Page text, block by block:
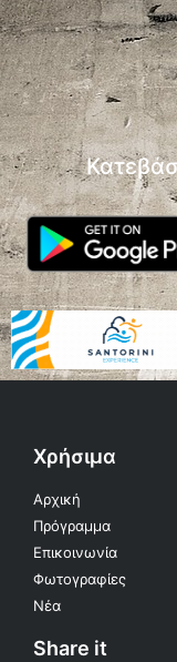
Χρήσιμα
Αρχική
Πρόγραμμα
Επικοινωνία
Φωτογραφίες
Νέα
Share it